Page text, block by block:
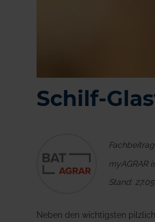
Schilf-
myAGRAR
Stand:
Neben den wichtigsten